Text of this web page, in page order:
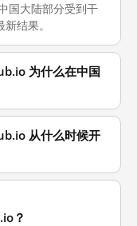
国大陆部分受到干
结果。
为什么在中国
从什么时候开
？